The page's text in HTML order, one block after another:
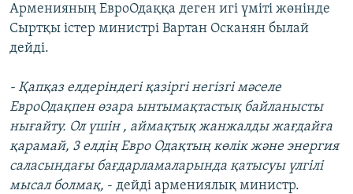
Арменияның ЕвроОдаққа деген игі үміті жөнінде
Сыртқы істер министрі Вартан Осканян былай
дейді.
- Қапқаз елдеріндегі қазіргі негізгі мәселе
ЕвроОдақпен өзара ынтымақтастық байланысты
нығайту. Ол үшін , аймақтық жанжалды жағдайға
қарамай, 3 елдің Евро Одақтың көлік және энергия
саласындағы бағдарламаларында қатысуы үлгілі
мысал болмақ, - дейді армениялық министр.